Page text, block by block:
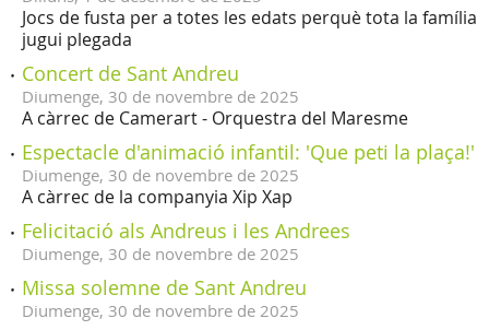
Jocs de fusta per a totes les edats perquè tota la família
jugui plegada
Concert de Sant Andreu
Diumenge, 30 de novembre de 2025
A càrrec de Camerart - Orquestra del Maresme
Espectacle d'animació infantil: 'Que peti la plaça!'
Diumenge, 30 de novembre de 2025
A càrrec de la companyia Xip Xap
Felicitació als Andreus i les Andrees
Diumenge, 30 de novembre de 2025
Missa solemne de Sant Andreu
Diumenge, 30 de novembre de 2025